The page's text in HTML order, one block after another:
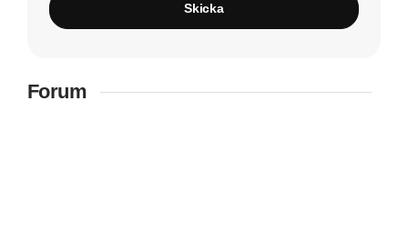
Skicka
Forum